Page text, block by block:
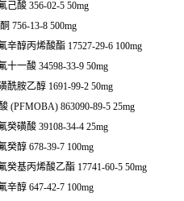
己酸 356-02-5 50mg
756-13-8 500mg
辛醇丙烯酸酯 17527-29-6 100mg
十一酸 34598-33-9 50mg
酰胺乙醇 1691-99-2 50mg
(PFMOBA) 863090-89-5 25mg
癸磺酸 39108-34-4 25mg
癸醇 678-39-7 100mg
癸基丙烯酸乙酯 17741-60-5 50mg
辛醇 647-42-7 100mg